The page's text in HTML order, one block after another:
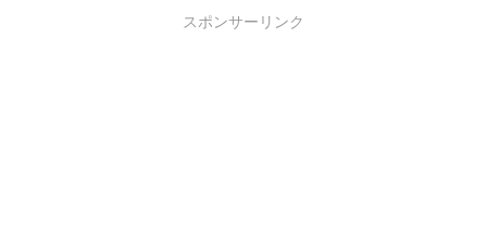
スポンサーリンク